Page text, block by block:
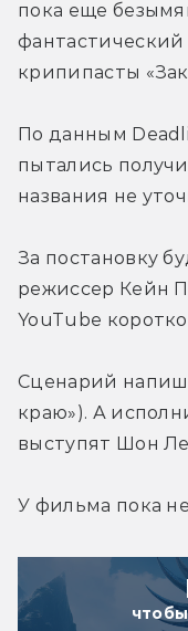
пока еще
крипипасты
По данным
пытались
названия не
За постановку
режиссер Кейн
YouTube
Сценарий
краю»). А
выступят Шон
У фильма пока